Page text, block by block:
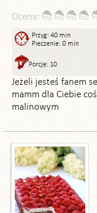
Ocena:
Przyg: 40 min
Pieczenie: 0 min
Porcje: 10
Jeżeli jesteś fanem
mamm dla Ciebie
malinowym